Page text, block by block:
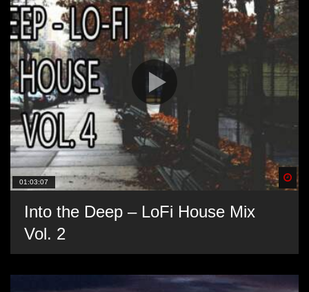
01:03:07
Into the Deep – LoFi House Mix
Vol. 2